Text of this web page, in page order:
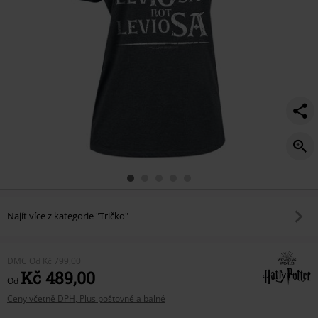
Najít více z kategorie "Tričko"
DMC Od Kč 799,00
Od Kč 489,00
Ceny včetně DPH, Plus poštovné a balné